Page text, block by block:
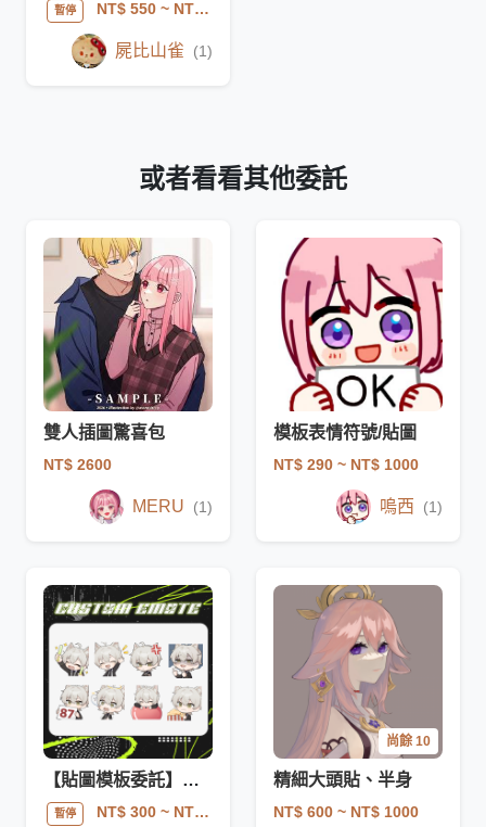
暫停 NT$ 550~ NT$ 850
屍比山雀 (1)
或者看看其他委託
雙人插圖驚喜包
NT$ 2600
MERU (1)
模板表情符號/貼圖
NT$ 290 ~ NT$ 1000
嗚西 (1)
【貼圖模板委託】表情貼圖/訂閱徽章｜Twitch
暫停 NT$ 300~ NT$ 2000
尚餘 10
精細大頭貼、半身
NT$ 600 ~ NT$ 1000